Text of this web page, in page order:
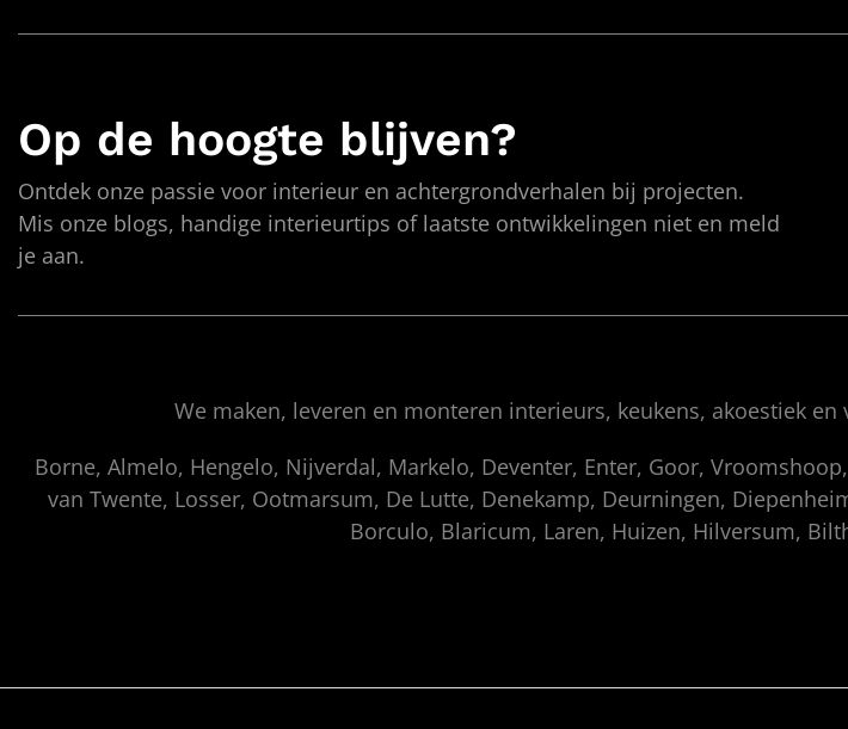
Op de hoogte blijven?
Ontdek onze passie voor interieur en achtergrondverhalen bij projecten.
Mis onze blogs, handige interieurtips of laatste ontwikkelingen niet en meld
je aan.
We maken, leveren en monteren interieurs, keukens, akoestiek
Borne, Almelo, Hengelo, Nijverdal, Markelo, Deventer, Enter, Goor,
van Twente, Losser, Ootmarsum, De Lutte, Denekamp, Deurningen,
Borculo, Blaricum, Laren, Huizen, Hilversum,